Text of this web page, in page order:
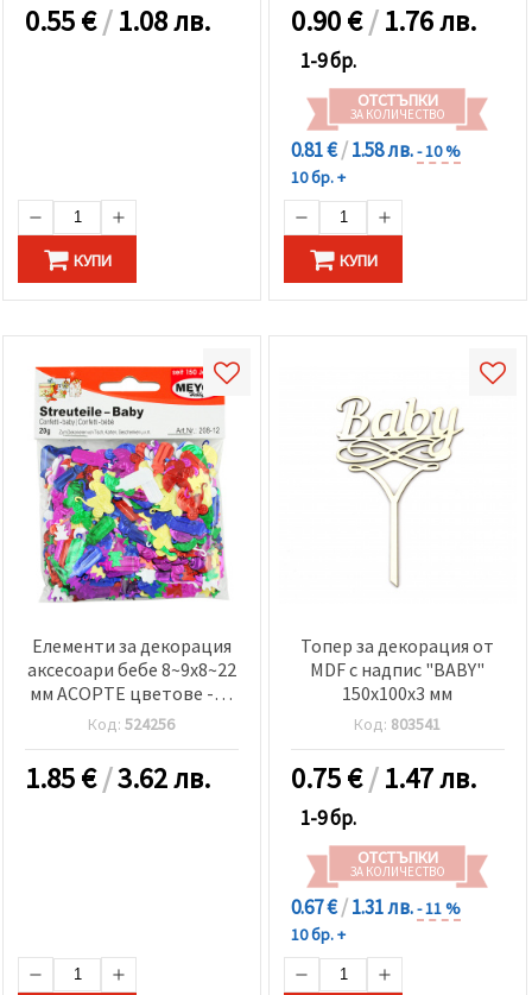
0.55€/1.08 лв.
КУПИ
0.90€/1.76 лв.
1-9 бр.
ОТСТЪПКИ
ЗА КОЛИЧЕСТВО
0.81 €/1.58 лв.- 10 %
10 бр. +
КУПИ
Елементи за декорация
аксесоари бебе 8~9x8~22
мм АСОРТЕ цветове -20
грама
Код:524256
1.85€/3.62 лв.
Топер за декорация от
MDF с надпис "BABY"
150x100x3 мм
Код: 803541
0.75€/1.47 лв.
1-9 бр.
ОТСТЪПКИ
ЗА КОЛИЧЕСТВО
0.67 €/1.31 лв.- 11 %
10 бр. +